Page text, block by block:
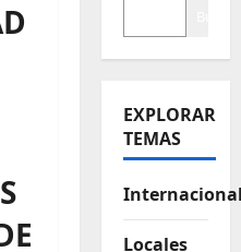
EXPLORAR
TEMAS
Locales